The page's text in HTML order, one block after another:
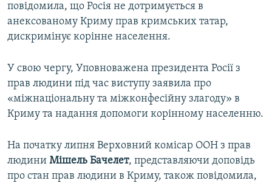
повідомила, що Росія не дотримується в
анексованому Криму прав кримських татар,
дискримінує корінне населення.
У свою чергу, Уповноважена президента Росії з
прав людини під час виступу заявила про
«міжнаціональну та міжконфесійну злагоду» в
Криму та надання допомоги корінному населенню.
На початку липня Верховний комісар ООН з прав
людини Мішель Бачелет, представляючи доповідь
про стан прав людини в Криму, також повідомила,